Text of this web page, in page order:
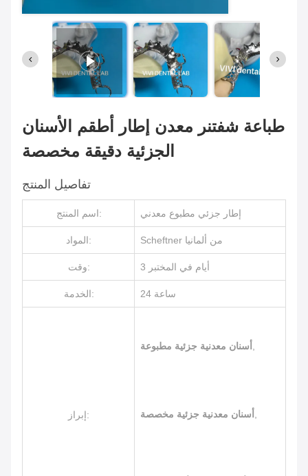
طباعة شفتنر معدن إطار أطقم الأسنان
الجزئية دقيقة مخصصة
تفاصيل المنتج
اسم المنتج: إطار جزئي مطبوع معدني
المواد: Scheftner من ألمانيا
وقت: 3 أيام في المختبر
الخدمة: 24 ساعة
إبراز:
أسنان معدنية جزئية مطبوعة
أسنان معدنية جزئية مخصصة